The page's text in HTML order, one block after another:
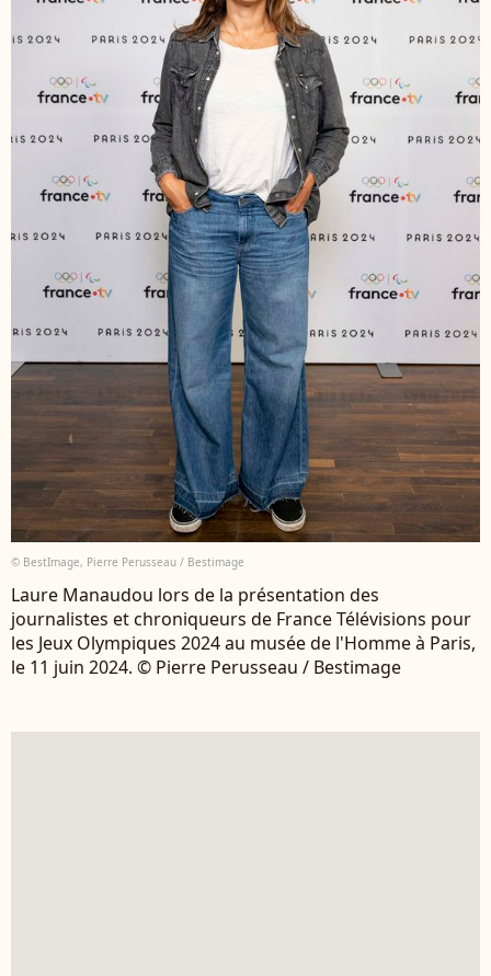
© BestImage, Pierre Perusseau / Bestimage
Laure Manaudou lors de la présentation des
journalistes et chroniqueurs de France Télévisions pour
les Jeux Olympiques 2024 au musée de l'Homme à Paris,
le 11 juin 2024. © Pierre Perusseau / Bestimage